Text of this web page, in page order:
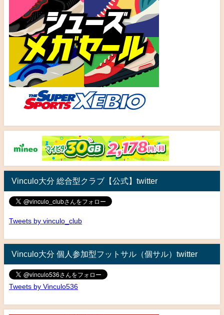
Vinculo大分 総合型クラブ【公式】twitter
Tweets by vinculo_club
Vinculo大分 個人参加型フットサル（個サル）twitter
Tweets by Vinculo536